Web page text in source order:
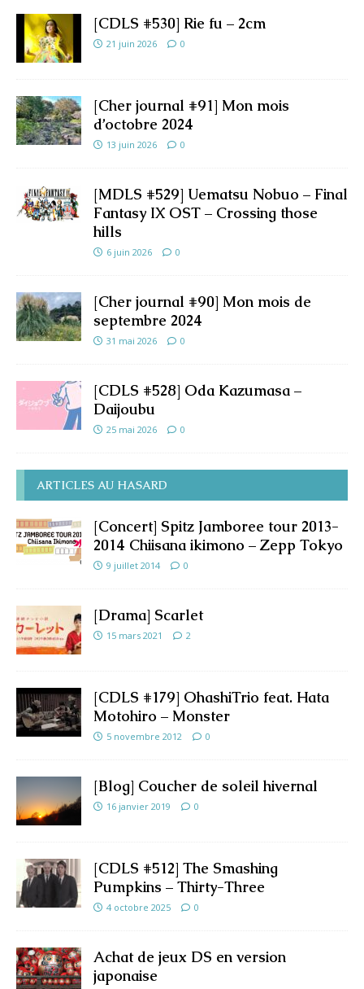
[CDLS #530] Rie fu – 2cm
21 juin 2026 0
[Cher journal #91] Mon mois
d’octobre 2024
13 juin 2026 0
[MDLS #529] Uematsu Nobuo – Final
Fantasy IX OST – Crossing those
hills
6 juin 2026 0
[Cher journal #90] Mon mois de
septembre 2024
31 mai 2026 0
[CDLS #528] Oda Kazumasa –
Daijoubu
25 mai 2026 0
ARTICLES AU HASARD
[Concert] Spitz Jamboree tour 2013-
2014 Chiisana ikimono – Zepp Tokyo
9 juillet 2014 0
[Drama] Scarlet
15 mars 2021 2
[CDLS #179] OhashiTrio feat. Hata
Motohiro – Monster
5 novembre 2012 0
[Blog] Coucher de soleil hivernal
16 janvier 2019 0
[CDLS #512] The Smashing
Pumpkins – Thirty-Three
4 octobre 2025 0
Achat de jeux DS en version
japonaise